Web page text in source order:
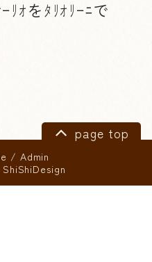
ﾘｵをﾀﾘｵﾘｰﾆで
page top
/ Admin
ShiShiDesign